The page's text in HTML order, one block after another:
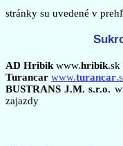
stránky su uvedené v
AD Hribik www.hribik
Turancar www.turancar
BUSTRANS J.M. s.r.o.
zajazdy